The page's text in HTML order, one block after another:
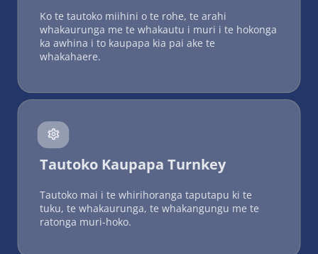
Ko te tautoko miihini o te rohe, te arahi
whakaurunga me te whakautu i muri i te hokonga
ka awhina i to kaupapa kia pai ake te
whakahaere.

Tautoko Kaupapa Turnkey
Tautoko mai i te whirihoranga taputapu ki te
tuku, te whakaurunga, te whakangungu me te
ratonga muri-hoko.